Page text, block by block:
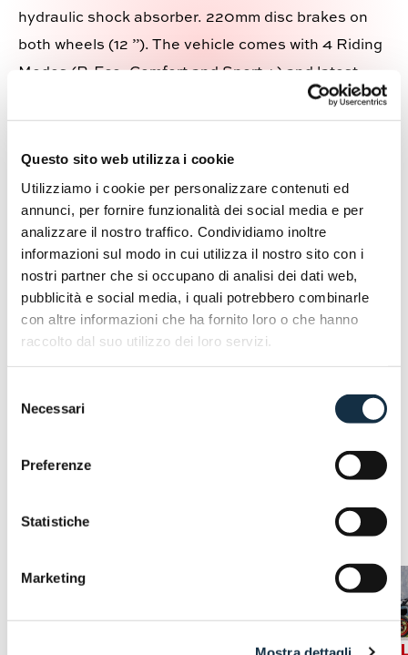
Questo sito web utilizza i cookie
Utilizziamo i cookie per personalizzare contenuti ed
annunci, per fornire funzionalità dei social media e per
analizzare il nostro traffico. Condividiamo inoltre
informazioni sul modo in cui utilizza il nostro sito con i
nostri partner che si occupano di analisi dei dati web,
pubblicità e social media, i quali potrebbero combinarle
con altre informazioni che ha fornito loro o che hanno
raccolto dal suo utilizzo dei loro servizi.
delNecessari
Preferenze
Statistiche
Marketing
hydraulic shock absorber. 220mm disc brakes on
both wheels (12 ”). The vehicle comes with 4 Riding
Modes (P, Eco, Comfort and Sport +) and latest-
ARTICOLI CORRELATI